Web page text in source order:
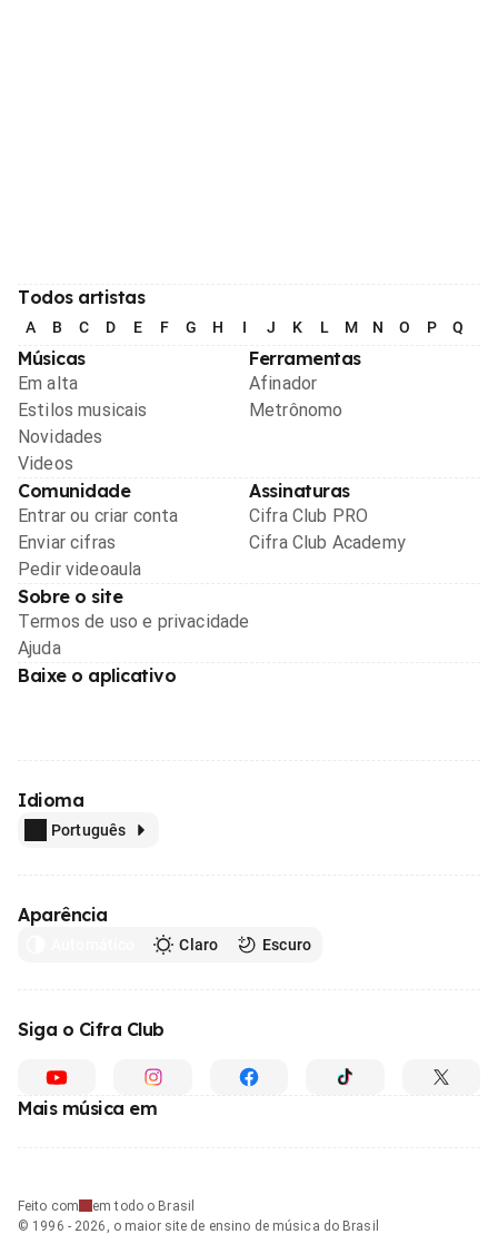
Todos artistas
A B C D E F G H I J K L M N O P Q
Músicas
Em alta
Estilos musicais
Novidades
Videos
Ferramentas
Afinador
Metrônomo
Comunidade
Entrar ou criar conta
Enviar cifras
Pedir videoaula
Assinaturas
Cifra Club PRO
Cifra Club Academy
Sobre o site
Termos de uso e privacidade
Ajuda
Baixe o aplicativo
Idioma
Português
Aparência
Claro Escuro
Siga o Cifra Club
Mais música em
Feito com
em todo o Brasil
© 1996 - 2026, o maior site de ensino de música do Brasil